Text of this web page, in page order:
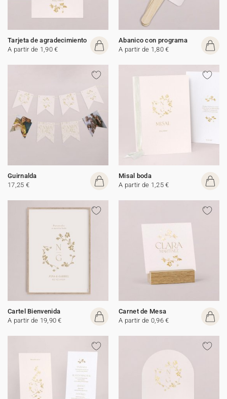
Tarjeta de agradecimiento
A partir de 1,90 €
Abanico con programa
A partir de 1,80 €
Guirnalda
17,25 €
Misal boda
A partir de 1,25 €
Cartel Bienvenida
A partir de 19,90 €
Carnet de Mesa
A partir de 0,96 €